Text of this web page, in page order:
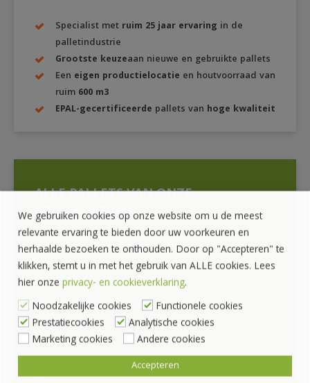
Specialist met ruim 25 jaar ervaring in de
palletindustrie
Grootste keuzeaan nieuwe en gebruikte pallets
Een eigen productielocatie en houtvoorraad van
ruim 600 m3
EPAL-gecertificeerde pallets van hoge kwaliteit
ALLE PALLETS VAN ONZE
PALLETHANDEL
SALE Kijk hier voor leuke aanbiedingen
Houtvezel pallets
Hygiëne Pallets
Palletranden en Bakken
Vouwkist Pallet Plaza
Opzetframes en Gitterboxen
We gebruiken cookies op onze website om u de meest
relevante ervaring te bieden door uw voorkeuren en
herhaalde bezoeken te onthouden. Door op "Accepteren" te
klikken, stemt u in met het gebruik van ALLE cookies. Lees
hier onze privacy- en cookieverklaring.
Noodzakelijke cookies
Functionele cookies
Prestatiecookies
Analytische cookies
Marketing cookies
Andere cookies
Accepteren